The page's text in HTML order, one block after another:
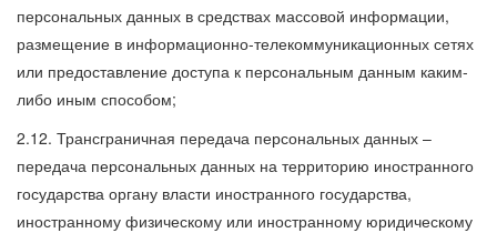
персональных данных в средствах массовой информации,
размещение в информационно-телекоммуникационных сетях
или предоставление доступа к персональным данным каким-
либо иным способом;
2.12. Трансграничная передача персональных данных –
передача персональных данных на территорию иностранного
государства органу власти иностранного государства,
иностранному физическому или иностранному юридическому